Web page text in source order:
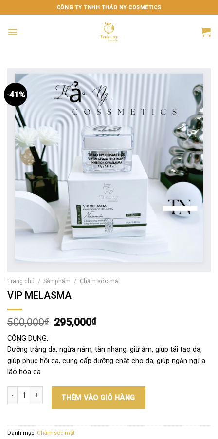
đến
nội
CÔNG TY TNHH THẢO NY COSMETICS
-41%
Trang chủ / Sản phẩm / Chăm sóc mặt
VIP MELASMA
500,000₫ 295,000₫
CÔNG DỤNG:
Dưỡng trắng da, ngừa nám, tàn nhang, giữ ẩm, giúp tái tạo da,
giúp phục hồi da, cung cấp dưỡng chất cho da, giúp ngăn ngừa
lão hóa da.
VIP MELASMA số lượng
THÊM VÀO GIỎ HÀNG
Danh mục: Chăm sóc mặt